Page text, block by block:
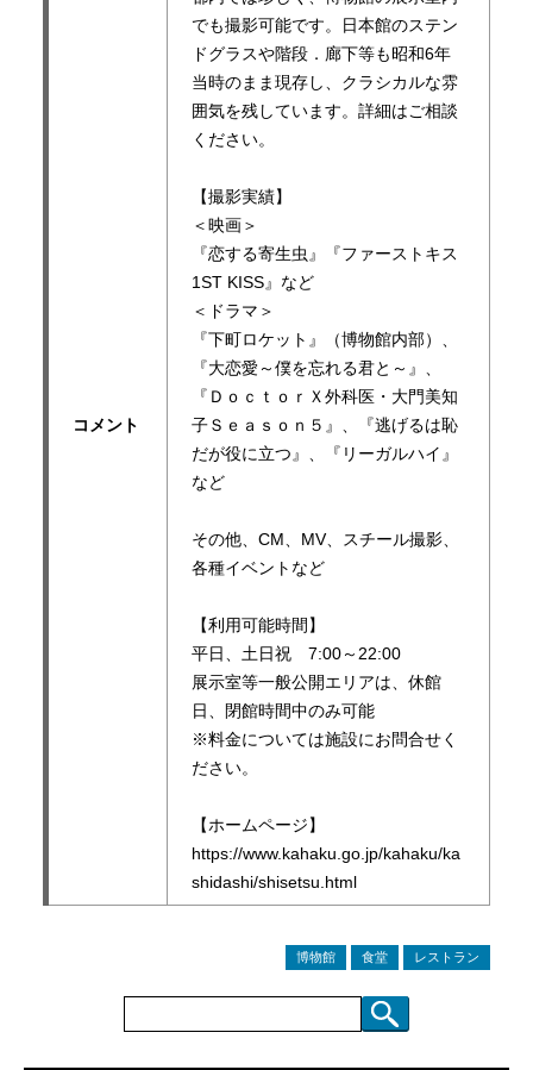
コメント
でも撮影可能です。日本館のステン
ドグラスや階段．廊下等も昭和6年
当時のまま現存し、クラシカルな雰
囲気を残しています。詳細はご相談
ください。
【撮影実績】
＜映画＞
『恋する寄生虫』『ファーストキス
1ST KISS』など
＜ドラマ＞
『下町ロケット』（博物館内部）、
『大恋愛～僕を忘れる君と～』、
『ＤｏｃｔｏｒＸ外科医・大門美知
子Ｓｅａｓｏｎ５』、『逃げるは恥
だが役に立つ』、『リーガルハイ』
など
その他、CM、MV、スチール撮影、
各種イベントなど
【利用可能時間】
平日、土日祝 7:00～22:00
展示室等一般公開エリアは、休館
日、閉館時間中のみ可能
※料金については施設にお問合せく
ださい。
【ホームページ】
https://www.kahaku.go.jp/kahaku/ka
shidashi/shisetsu.html
博物館 食堂 レストラン